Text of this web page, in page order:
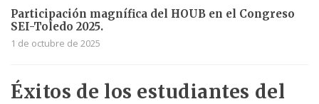
Participación magnífica del HOUB en el Congreso
SEI-Toledo 2025.
1 de octubre de 2025
Éxitos de los estudiantes del